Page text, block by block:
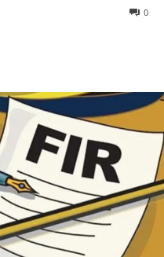
0